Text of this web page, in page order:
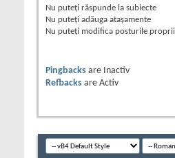
Nu puteţi răspunde la subiecte
Nu puteţi adăuga ataşamente
Nu puteţi modifica posturile proprii
Pingbacks are
Inactiv
Refbacks are Activ